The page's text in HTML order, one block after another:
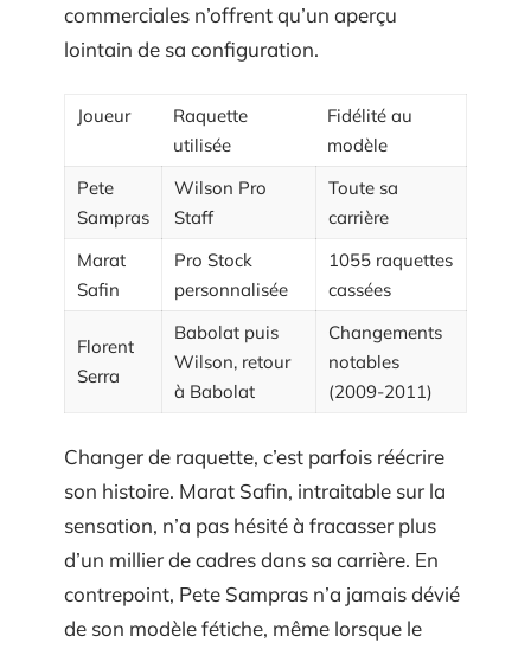
commerciales n’offrent qu’un aperçu
lointain de sa configuration.
Joueur
Raquette
utilisée
Fidélité au
modèle
Pete
Sampras
Wilson Pro
Staff
Toute sa
carrière
Marat
Safin
Pro Stock
personnalisée
1055 raquettes
cassées
Florent
Serra
Babolat puis
Wilson, retour
à Babolat
Changements
notables
(2009-2011)
Changer de raquette, c’est parfois réécrire
son histoire. Marat Safin, intraitable sur la
sensation, n’a pas hésité à fracasser plus
d’un millier de cadres dans sa carrière. En
contrepoint, Pete Sampras n’a jamais dévié
de son modèle fétiche, même lorsque le